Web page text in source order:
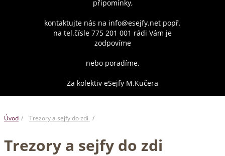
připomínky,
kontaktujte nás na info@esejfy.net popř.
na tel.čísle 775 201 001 rádi Vám je
zodpovíme
nebo poradíme.
Za kolektiv eSejfy M.Kučera
Úvod Trezory a sejfy do zdi
Trezory a sejfy do zdi